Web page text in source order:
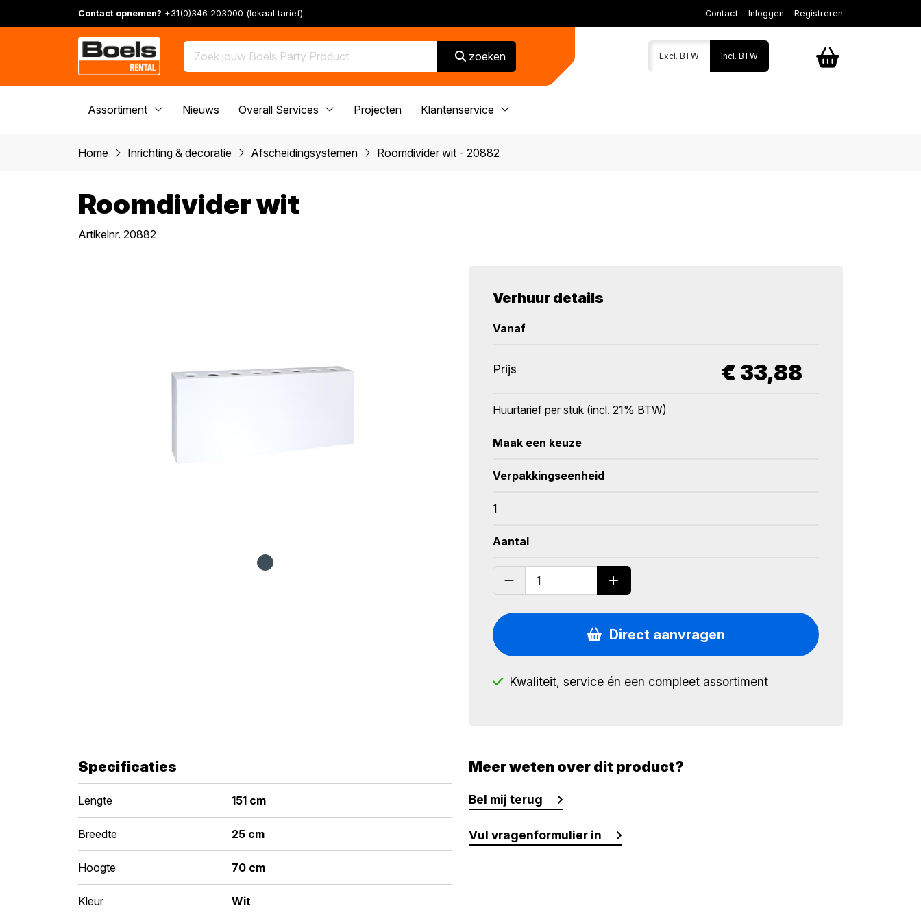
Contact opnemen? +31(0)346 203000 (lokaal tarief) Contact Inloggen Registreren
zoeken
Assortiment Nieuws Overall Services Projecten Klantenservice
Excl. BTW Incl. BTW
Home Inrichting & decoratie Afscheidingsystemen Roomdivider wit - 20882
Roomdivider wit
Artikelnr. 20882
Verhuur details
Vanaf
Prijs € 33,88
Huurtarief per stuk (incl. 21% BTW)
Maak een keuze
Verpakkingseenheid
1
Aantal
Direct aanvragen
Kwaliteit, service én een compleet assortiment
Specificaties
Lengte 151 cm
Breedte 25 cm
Hoogte 70 cm
Kleur Wit
Meer weten over dit product?
Bel mij terug
Vul vragenformulier in